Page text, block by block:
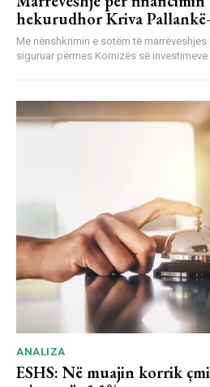
hekurudhor Kriva
Me nënshkrimin e sotëm të
siguruar përmes Kornizës së investimeve
ANALIZA
ESHS: Në muajin korrik